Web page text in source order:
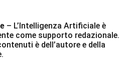
– L’Intelligenza Artificiale è
come supporto redazionale.
è dell’autore e della